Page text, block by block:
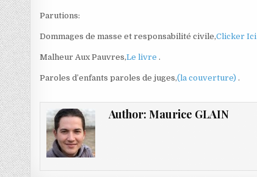
Parutions:
Dommages de masse et responsabilité civile,Clicker
Malheur Aux Pauvres,Le livre.
Paroles d’enfants paroles de juges,(la couverture).
Author: Maurice GLAIN